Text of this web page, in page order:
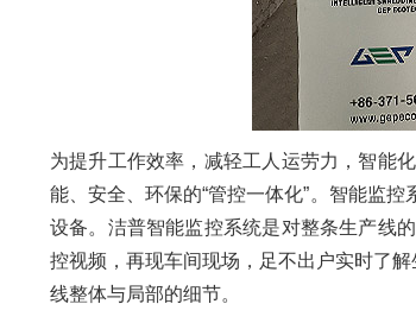
为提升工作效率，减轻工人运劳力，智能
能、安全、环保的“管控一体化”。智能监
设备。洁普智能监控系统是对整条生产线
控视频，再现车间现场，足不出户实时了
线整体与局部的细节。